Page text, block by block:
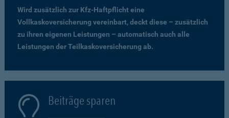
Wird zusätzlich zur Kfz-Haftpflicht eine
Vollkaskoversicherung vereinbart, deckt diese – zusätzlich
zu ihren eigenen Leistungen – automatisch auch alle
Leistungen der Teilkaskoversicherung ab.
Beiträge sparen